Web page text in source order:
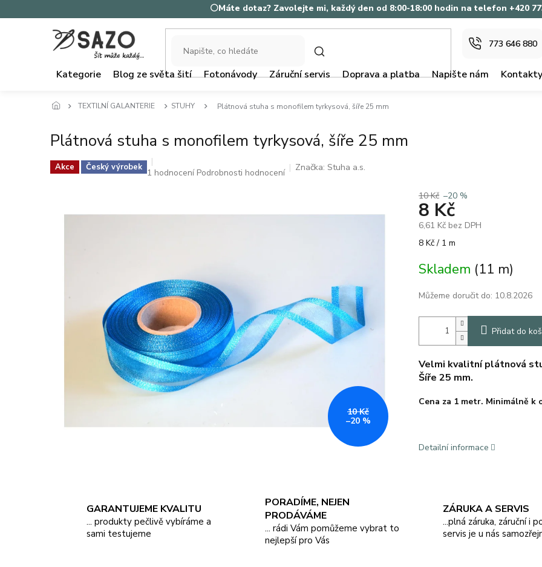
na
⚪Máte dotaz? Zavolejte mi, každý den od 8:00-18:00 hodin na telefon +420
773 646 880
HLEDAT
Kategorie Blog ze světa šití Fotonávody Záruční servis Doprava a platba Napište nám Kontakty
TEXTILNÍ GALANTERIE STUHY Plátnová stuha s monofilem tyrkysová, šíře 25 mm
Plátnová stuha s monofilem tyrkysová, šíře 25 mm
Akce Český výrobek Průměrné
1 hodnocení Podrobnosti hodnocení Značka: Stuha a.s.
10 Kč
–20 %
10 Kč –20 %
8 Kč
6,61 Kč bez DPH
Měrná
8 Kč / 1 m
Skladem (11 m)
Můžeme doručit do: 10.8.2026
Přidat do
Velmi kvalitní plátnová
Šíře 25 mm.
Cena za 1 metr. Minimálně k
Detailní informace
GARANTUJEME KVALITU
... produkty pečlivě vybíráme a
sami testujeme
PORADÍME, NEJEN
PRODÁVÁME
... rádi Vám pomůžeme vybrat to
nejlepší pro Vás
ZÁRUKA A SERVIS
...plná záruka, záruční i
servis je u nás